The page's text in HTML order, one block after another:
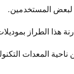
لبعض المستخدمين.
هذا الطراز
المعدات